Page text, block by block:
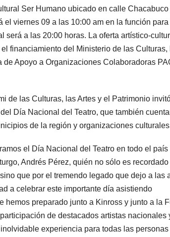
Ser Humano ubicado en calle
el viernes 09 a las 10:00 am en la función
será a las 20:00 horas. La oferta artístico-
financiamiento del Ministerio de las Culturas,
de Apoyo a Organizaciones Colaboradoras
de las Culturas, las Artes y el Patrimonio
Día Nacional del Teatro, que también
de la región y organizaciones
el Día Nacional del Teatro en todo el país
Andrés Pérez, quién no sólo es recordado
que por el tremendo legado que dejo a las
a celebrar este importante día asistiendo
hemos preparado junto a Kinross y junto a la
de destacados artistas nacionales
experiencia para todas las personas